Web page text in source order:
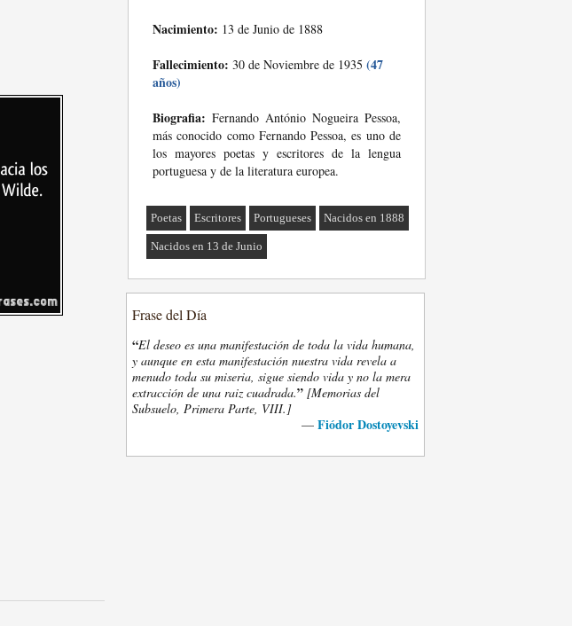
Nacimiento: 13 de Junio de 1888
Fallecimiento: 30 de Noviembre de 1935 (47
años)
Biografia: Fernando António Nogueira Pessoa,
más conocido como Fernando Pessoa, es uno de
los mayores poetas y escritores de la lengua
portuguesa y de la literatura europea.
Poetas Escritores Portugueses Nacidos en 1888
Nacidos en 13 de Junio
Frase del Día
“El deseo es una manifestación de toda la vida humana,
y aunque en esta manifestación nuestra vida revela a
menudo toda su miseria, sigue siendo vida y no la mera
extracción de una raiz cuadrada.” [Memorias del
Subsuelo, Primera Parte, VIII.]
— Fiódor Dostoyevski